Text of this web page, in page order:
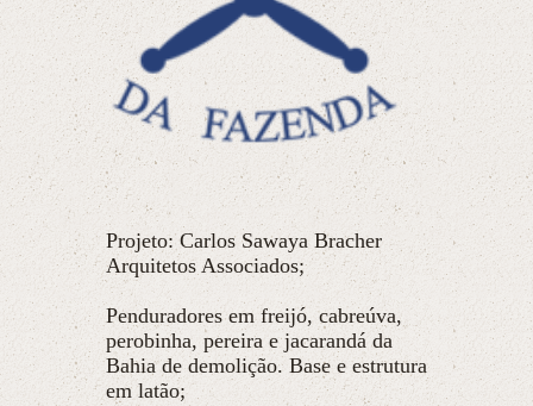
Projeto: Carlos Sawaya Bracher
Arquitetos Associados;
Penduradores em freijó, cabreúva,
perobinha, pereira e jacarandá da
Bahia de demolição. Base e estrutura
em latão;